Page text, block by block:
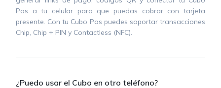
Pos a tu celular para que puedas cobrar con tarjeta
presente. Con tu Cubo Pos puedes soportar transacciones
Chip, Chip + PIN y Contactless (NFC).
¿Puedo usar el Cubo en otro teléfono?